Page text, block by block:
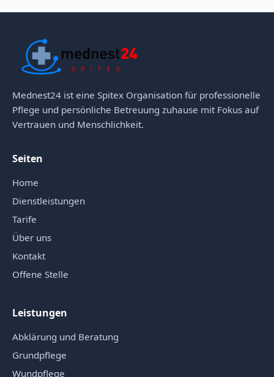
Mednest24 ist eine Spitex Organisation für professionelle
Pflege und persönliche Betreuung zuhause mit Fokus auf
Vertrauen und Menschlichkeit.
Seiten
Home
Dienstleistungen
Tarife
Über uns
Kontakt
Offene Stelle
Leistungen
Abklärung und Beratung
Grundpflege
Wundpflege